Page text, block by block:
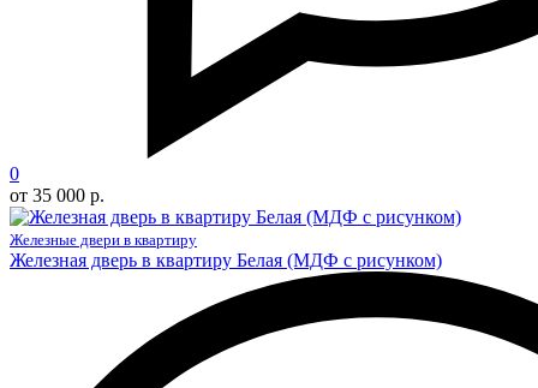
0
от 35 000 р.
Железные двери в квартиру
Железная дверь в квартиру Белая (МДФ с рисунком)